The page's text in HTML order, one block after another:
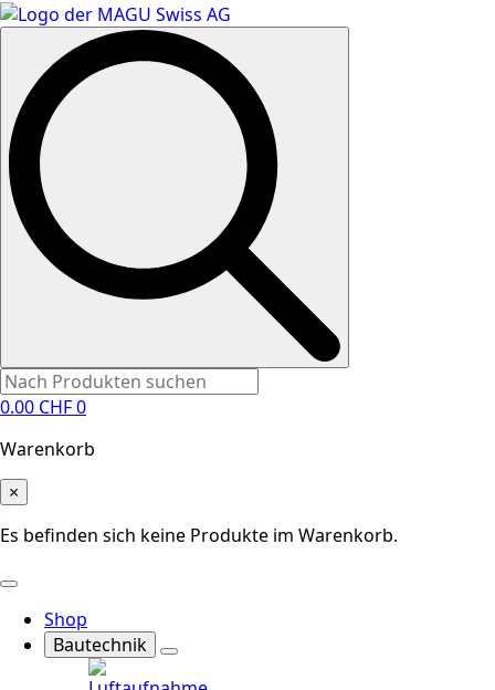
Search
0.00 CHF0
Warenkorb
×
Es befinden sich keine Produkte im Warenkorb.
Shop
Bautechnik